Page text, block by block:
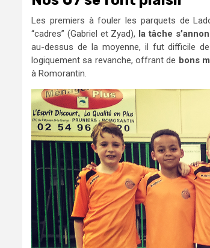
Les premiers à fouler les parquets de
“cadres” (Gabriel et Zyad), la tâche
au-dessus de la moyenne, il fut difficile
logiquement sa revanche, offrant de bons
à Romorantin.